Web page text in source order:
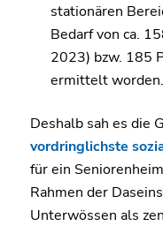
stationären
Bedarf von ca.
2023) bzw. 185
ermittelt worden.
Deshalb sah es die
vordringlichste
für ein
Rahmen der
Unterwössen als